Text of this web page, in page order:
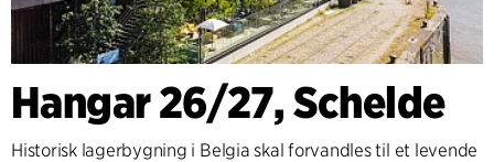
Hangar 26/27, Schelde
Historisk lagerbygning i Belgia skal forvandles til et levende